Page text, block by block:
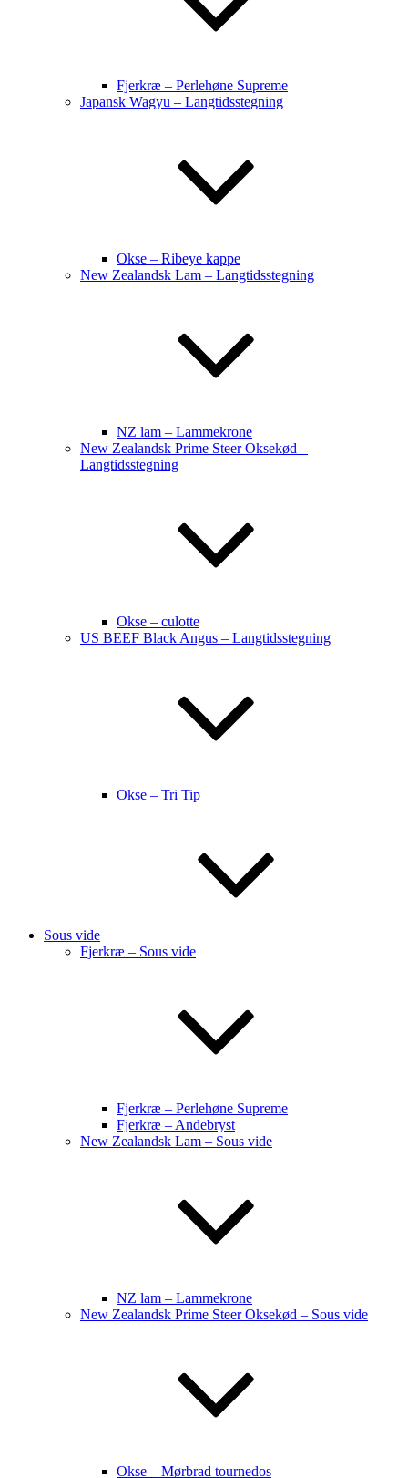
Fjerkræ – Perlehøne Supreme
Japansk Wagyu – Langtidsstegning
Okse – Ribeye kappe
New Zealandsk Lam – Langtidsstegning
NZ lam – Lammekrone
New Zealandsk Prime Steer Oksekød –
Langtidsstegning
Okse – culotte
US BEEF Black Angus – Langtidsstegning
Okse – Tri Tip
Sous vide
Fjerkræ – Sous vide
Fjerkræ – Perlehøne Supreme
Fjerkræ – Andebryst
New Zealandsk Lam – Sous vide
NZ lam – Lammekrone
New Zealandsk Prime Steer Oksekød – Sous vide
Okse – Mørbrad tournedos